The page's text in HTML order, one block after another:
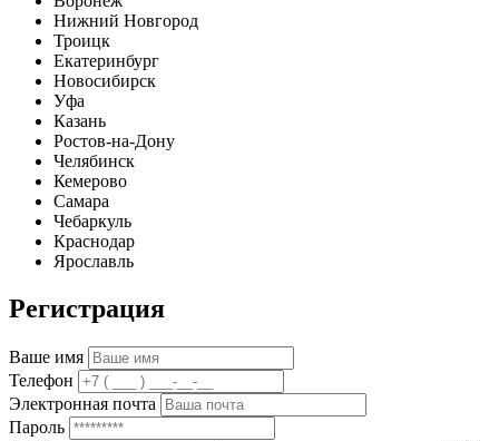
Нижний Новгород
Троицк
Екатеринбург
Новосибирск
Уфа
Казань
Ростов-на-Дону
Челябинск
Кемерово
Самара
Чебаркуль
Краснодар
Ярославль
Регистрация
Ваше имя
Телефон
Электронная почта
Пароль